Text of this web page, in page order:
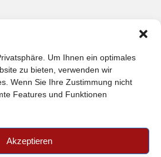
Um Ihnen ein optimales
zu bieten, verwenden wir
Wenn Sie Ihre Zustimmung nicht
Features und Funktionen
Akzeptieren
zur Online-Streitbeilegung